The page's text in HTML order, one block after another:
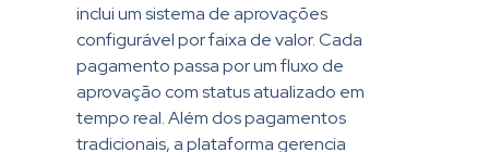
inclui um sistema de aprovações
configurável por faixa de valor. Cada
pagamento passa por um fluxo de
aprovação com status atualizado em
tempo real. Além dos pagamentos
tradicionais, a plataforma gerencia